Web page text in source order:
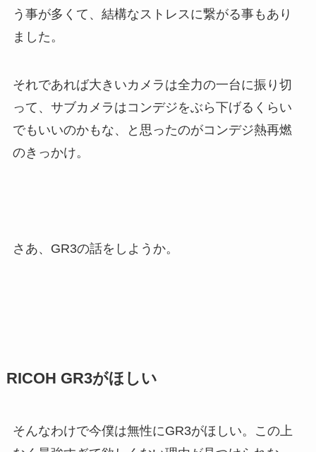
う事が多くて、結構なストレスに繋がる事もあり
ました。
それであれば大きいカメラは全力の一台に振り切
って、サブカメラはコンデジをぶら下げるくらい
でもいいのかもな、と思ったのがコンデジ熱再燃
のきっかけ。
さあ、GR3の話をしようか。
RICOH GR3がほしい
そんなわけで今僕は無性にGR3がほしい。この上